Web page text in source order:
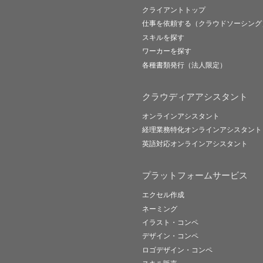
クライアントトップ
仕事を依頼する（クラウドソーシング
スキルを探す
ワーカーを探す
各種書類発行（法人限定）
クラウディアアシスタント
オンラインアシスタント
経理業務特化オンラインアシスタント
英語対応オンラインアシスタント
プラットフォームサービス
エクセル作成
ネーミング
イラスト・コンペ
デザイン・コンペ
ロゴデザイン・コンペ